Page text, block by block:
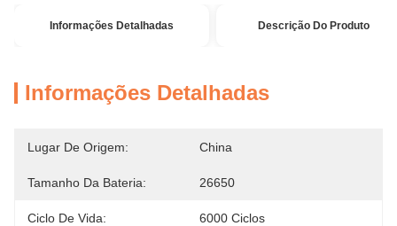
Informações Detalhadas Descrição Do Produto
Informações Detalhadas
Lugar De Origem: China
Tamanho Da Bateria: 26650
Ciclo De Vida: 6000 Ciclos